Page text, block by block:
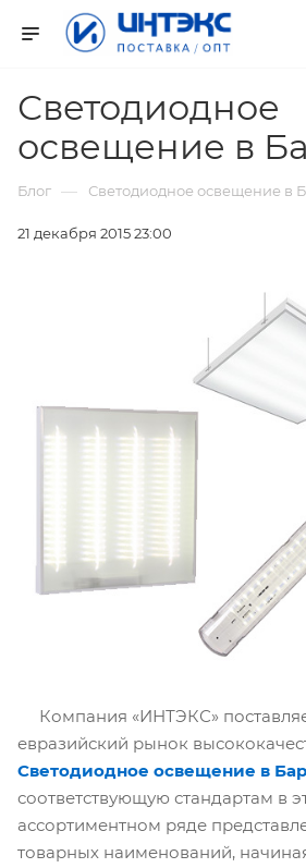
Светодиодное
освещение в
Блог — Светодиодное освещение в
21 декабря 2015 23:00
Компания «ИНТЭКС»
евразийский рынок
Светодиодное освещение в
соответствующую стандартам в
ассортиментном ряде
товарных наименований,